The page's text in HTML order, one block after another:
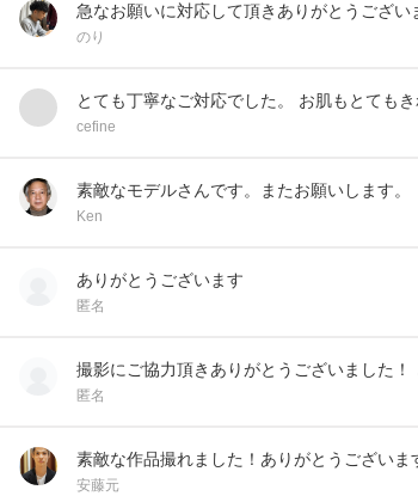
急なお願いに対応して頂きありがとうござい
のり
とても丁寧なご対応でした。 お肌もとても
cefine
素敵なモデルさんです。またお願いします。
Ken
ありがとうございます
匿名
撮影にご協力頂きありがとうございました
匿名
素敵な作品撮れました！ありがとうございま
安藤元